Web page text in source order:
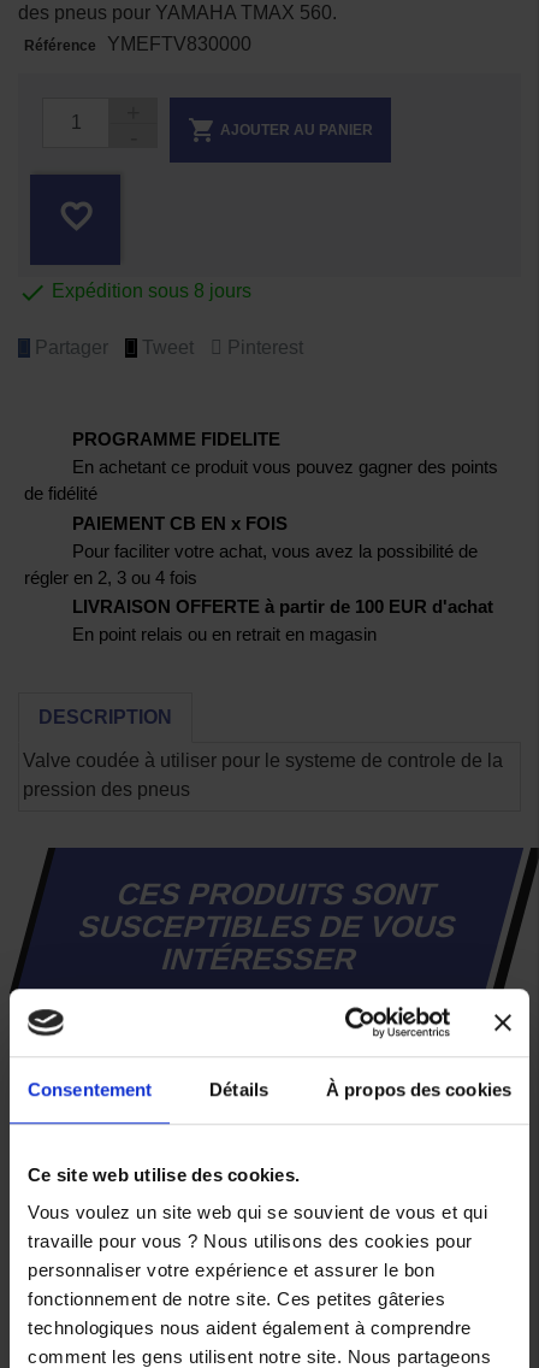
Consentement Détails À propos des cookies
Ce site web utilise des cookies.
Vous voulez un site web qui se souvient de vous et qui
travaille pour vous ? Nous utilisons des cookies pour
personnaliser votre expérience et assurer le bon
fonctionnement de notre site. Ces petites gâteries
technologiques nous aident également à comprendre
comment les gens utilisent notre site. Nous partageons
des pneus pour YAMAHA TMAX 560.
Référence YMEFTV830000
 AJOUTER AU PANIER
favorite_border
 Expédition sous 8 jours
Partager Tweet Pinterest
PROGRAMME FIDELITE
En achetant ce produit vous pouvez gagner des points
de fidélité
PAIEMENT CB EN x FOIS
Pour faciliter votre achat, vous avez la possibilité de
régler en 2, 3 ou 4 fois
LIVRAISON OFFERTE à partir de 100 EUR d'achat
En point relais ou en retrait en magasin
DESCRIPTION
Valve coudée à utiliser pour le systeme de controle de la
pression des pneus
CES PRODUITS SONT
SUSCEPTIBLES DE VOUS
INTÉRESSER